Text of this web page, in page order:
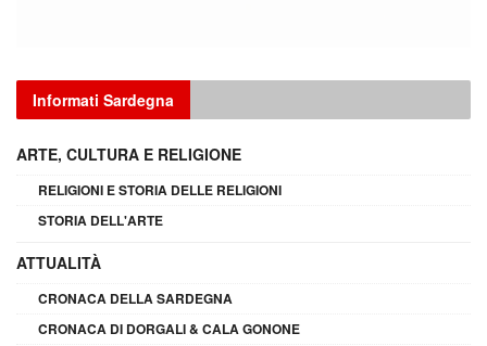
Informati Sardegna
ARTE, CULTURA E RELIGIONE
RELIGIONI E STORIA DELLE RELIGIONI
STORIA DELL'ARTE
ATTUALITÀ
CRONACA DELLA SARDEGNA
CRONACA DI DORGALI & CALA GONONE